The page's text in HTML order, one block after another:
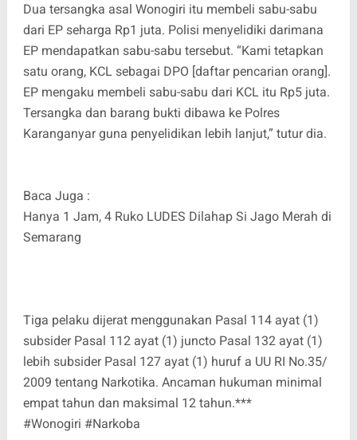
Dua tersangka asal Wonogiri itu membeli sabu-sabu
dari EP seharga Rp1 juta. Polisi menyelidiki darimana
EP mendapatkan sabu-sabu tersebut. “Kami tetapkan
satu orang, KCL sebagai DPO [daftar pencarian orang].
EP mengaku membeli sabu-sabu dari KCL itu Rp5 juta.
Tersangka dan barang bukti dibawa ke Polres
Karanganyar guna penyelidikan lebih lanjut,” tutur dia.
Baca Juga :
Hanya 1 Jam, 4 Ruko LUDES Dilahap Si Jago Merah di
Semarang
Tiga pelaku dijerat menggunakan Pasal 114 ayat (1)
subsider Pasal 112 ayat (1) juncto Pasal 132 ayat (1)
lebih subsider Pasal 127 ayat (1) huruf a UU RI No.35/
2009 tentang Narkotika. Ancaman hukuman minimal
empat tahun dan maksimal 12 tahun.***
#Wonogiri #Narkoba